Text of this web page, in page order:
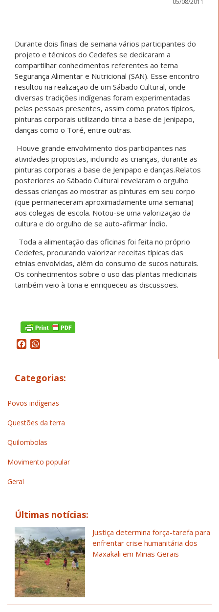
Durante dois finais de semana vários participantes do
projeto e técnicos do Cedefes se dedicaram a
compartilhar conhecimentos referentes ao tema
Segurança Alimentar e Nutricional (SAN). Esse encontro
resultou na realização de um Sábado Cultural, onde
diversas tradições indígenas foram experimentadas
pelas pessoas presentes, assim como pratos típicos,
pinturas corporais utilizando tinta a base de Jenipapo,
danças como o Toré, entre outras.
Houve grande envolvimento dos participantes nas
atividades propostas, incluindo as crianças, durante as
pinturas corporais a base de Jenipapo e danças.Relatos
posteriores ao Sábado Cultural revelaram o orgulho
dessas crianças ao mostrar as pinturas em seu corpo
(que permaneceram aproximadamente uma semana)
aos colegas de escola. Notou-se uma valorização da
cultura e do orgulho de se auto-afirmar Índio.
Toda a alimentação das oficinas foi feita no próprio
Cedefes, procurando valorizar receitas típicas das
etnias envolvidas, além do consumo de sucos naturais.
Os conhecimentos sobre o uso das plantas medicinais
também veio à tona e enriqueceu as discussões.
Facebook
Categorias:
Povos indígenas
Questões da terra
Quilombolas
Movimento popular
Geral
Últimas notícias:
Justiça determina força-tarefa para
enfrentar crise humanitária dos
Maxakali em Minas Gerais